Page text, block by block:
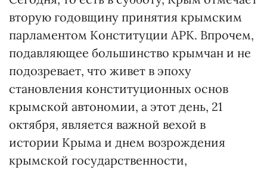
вторую годовщину принятия крымским
парламентом Конституции АРК. Впрочем,
подавляющее большинство крымчан и не
подозревает, что живет в эпоху
становления конституционных основ
крымской автономии, а этот день, 21
октября, является важной вехой в
истории Крыма и днем возрождения
крымской государственности,